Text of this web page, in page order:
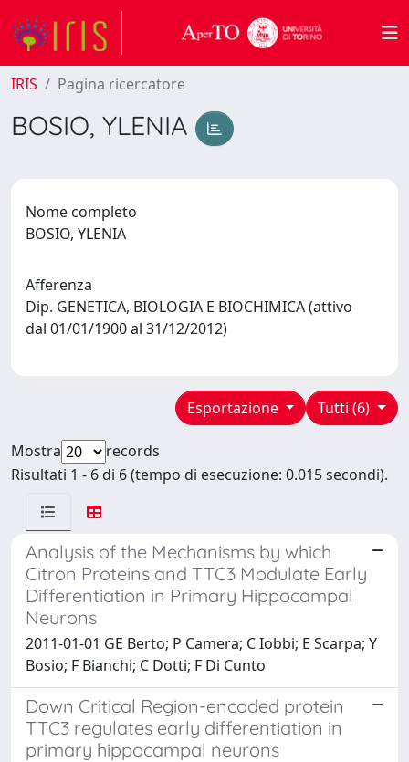
IRIS Pagina ricercatore
BOSIO, YLENIA
Nome completo
BOSIO, YLENIA
Afferenza
Dip. GENETICA, BIOLOGIA E BIOCHIMICA (attivo
dal 01/01/1900 al 31/12/2012)
Tutti (6)
Esportazione
Mostra
records
Risultati 1 - 6 di 6 (tempo di esecuzione: 0.015 secondi).
Analysis of the Mechanisms by which
Citron Proteins and TTC3 Modulate Early
Differentiation in Primary Hippocampal
Neurons
2011-01-01 GE Berto; P Camera; C Iobbi; E Scarpa; Y
Bosio; F Bianchi; C Dotti; F Di Cunto
Down Critical Region-encoded protein
TTC3 regulates early differentiation in
primary hippocampal neurons